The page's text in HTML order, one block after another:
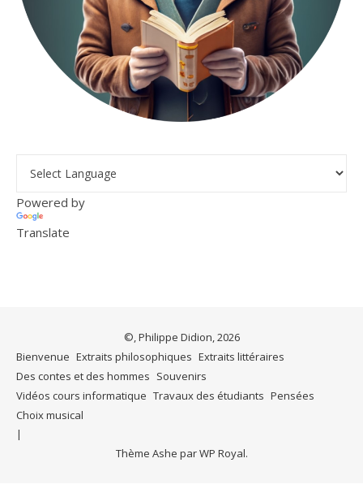
Powered by
Translate
©, Philippe Didion, 2026
Bienvenue Extraits philosophiques Extraits littéraires
Des contes et des hommes Souvenirs
Vidéos cours informatique Travaux des étudiants Pensées
Choix musical
Thème Ashe parWP Royal.